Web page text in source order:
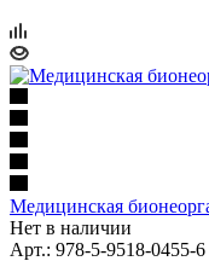
Медицинская
Нет в наличии
Арт.: 978-5-9518-0455-6